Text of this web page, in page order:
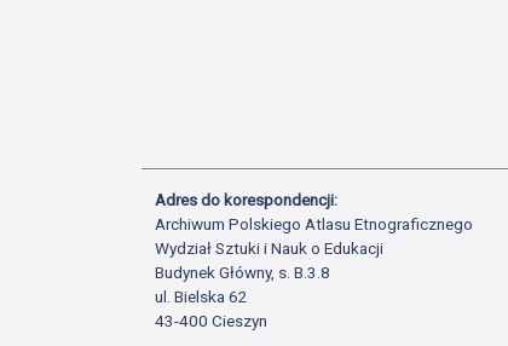
Adres do korespondencji:
Archiwum Polskiego Atlasu Etnograficznego
Wydział Sztuki i Nauk o Edukacji
Budynek Główny, s. B.3.8
ul. Bielska 62
43-400 Cieszyn